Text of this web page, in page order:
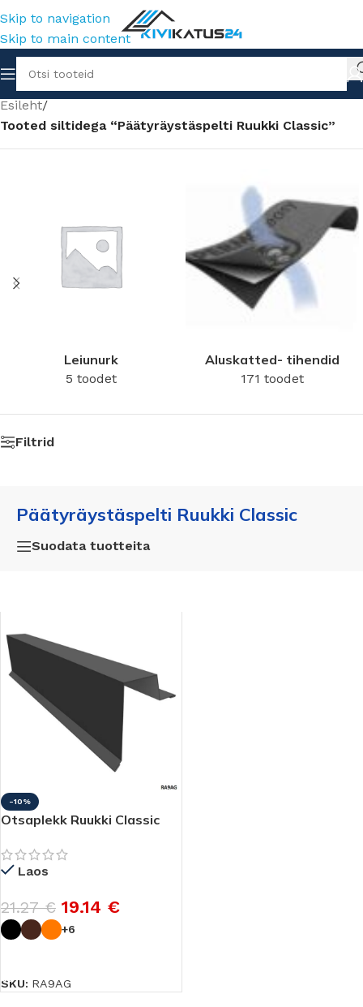
Skip to navigation
Skip to main content
Esileht/
Tooted siltidega “Päätyräystäspelti Ruukki Classic”
Leiunurk
5 toodet
Aluskatted- tihendid
171 toodet
Filtrid
Päätyräystäspelti Ruukki Classic
Suodata tuotteita
-10%
Otsaplekk Ruukki Classic
Laos
21.27€ 19.14 €
+6
SKU: RA9AG